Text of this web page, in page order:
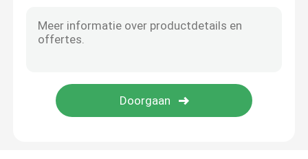
RGB LEIDEN Videolicht